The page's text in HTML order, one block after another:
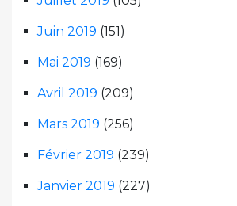
Juin 2019 (151)
Mai 2019 (169)
Avril 2019 (209)
Mars 2019 (256)
Février 2019 (239)
Janvier 2019 (227)